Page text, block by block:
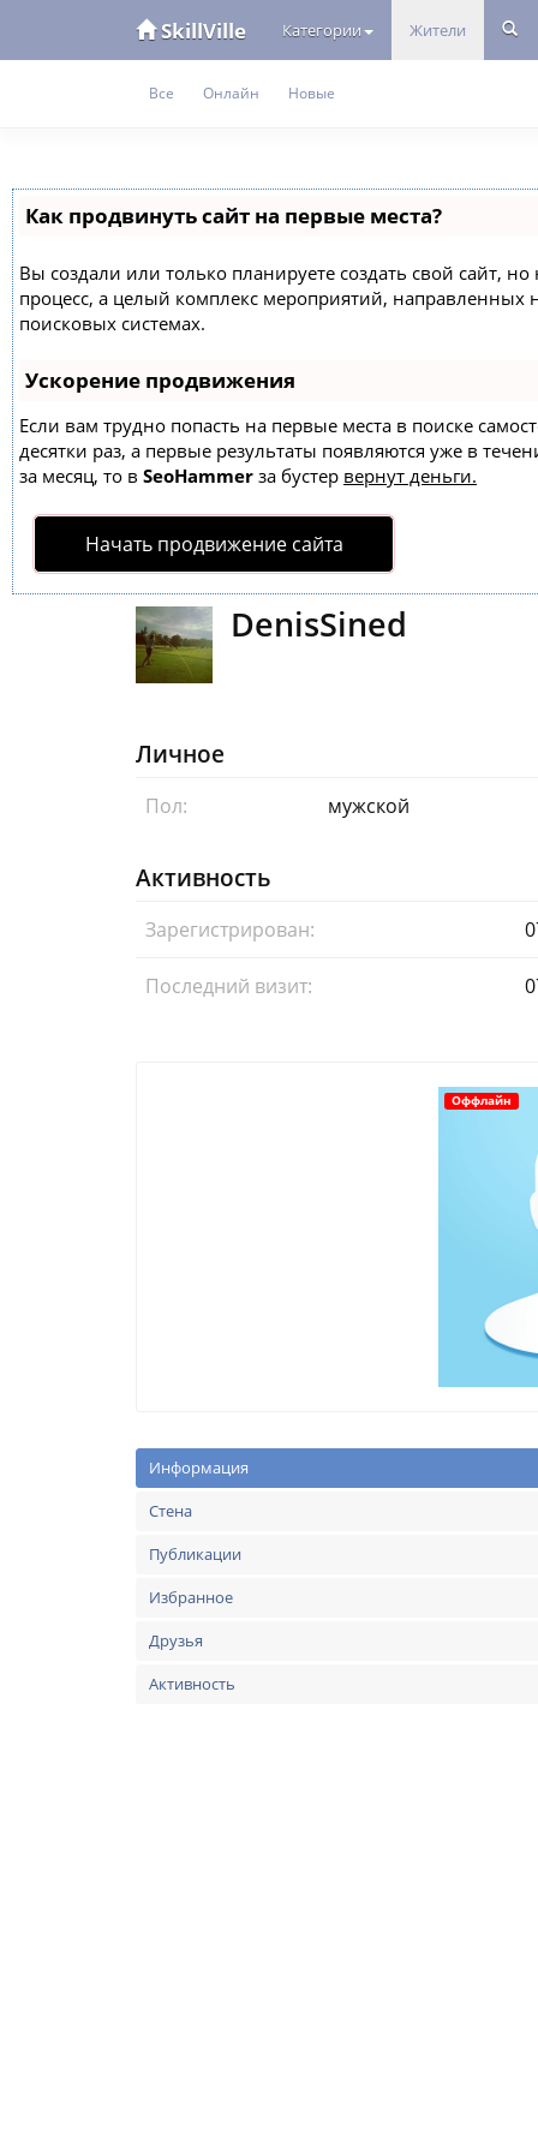
SkillVille Категории Жители
Все Онлайн Новые
Как продвинуть сайт на первые места?
Вы создали или только планируете создать свой сайт,
процесс, а целый комплекс мероприятий,
поисковых системах.
Ускорение продвижения
Если вам трудно попасть на первые места в поиске
десятки раз, а первые результаты появляются уже в
за месяц, то в SeoHammer за бустер вернут деньги.
Начать продвижение сайта
DenisSined
Личное
Пол: мужской
Активность
Зарегистрирован:
Последний визит:
Оффлайн
Информация
Стена
Публикации
Избранное
Друзья
Активность